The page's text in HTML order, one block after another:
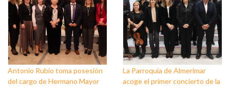
Antonio Rubio toma posesión
del cargo de Hermano Mayor
La Parroquia de Almerimar
acoge el primer concierto de la